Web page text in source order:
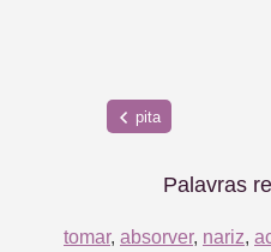
pita
Palavras
tomar, absorver, nariz,